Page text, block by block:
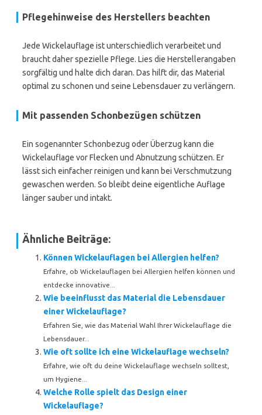
Pflegehinweise des Herstellers beachten
Jede Wickelauflage ist unterschiedlich verarbeitet und
braucht daher spezielle Pflege. Lies die Herstellerangaben
sorgfältig und halte dich daran. Das hilft dir, das Material
optimal zu schonen und seine Lebensdauer zu verlängern.
Mit passenden Schonbezügen schützen
Ein sogenannter Schonbezug oder Überzug kann die
Wickelauflage vor Flecken und Abnutzung schützen. Er
lässt sich einfacher reinigen und kann bei Verschmutzung
gewaschen werden. So bleibt deine eigentliche Auflage
länger sauber und intakt.
Ähnliche Beiträge:
Können Wickelauflagen bei Allergien helfen?
Erfahre, ob Wickelauflagen bei Allergien helfen können und
entdecke innovative...
Wie beeinflusst das Material die Lebensdauer
einer Wickelauflage?
Erfahren Sie, wie das Material Wahl Ihrer Wickelauflage die
Lebensdauer...
Wie oft sollte ich eine Wickelauflage wechseln?
Erfahre, wie oft du deine Wickelauflage wechseln solltest,
um Hygiene...
Welche Rolle spielt das Design einer
Wickelauflage?